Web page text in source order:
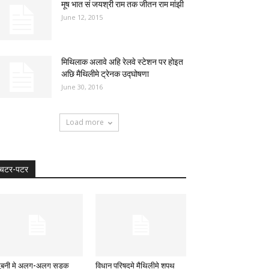
मूष भात सं जयश्री राम तक जीतन राम मांझी
June 12, 2015
मिथिलाक अलावे अहि रेलवे स्टेशन पर होइत
अछि मैथिलीमे ट्रेनक उद्घोषणा
June 30, 2016
Load more
पटर
मे अलग-अलग सड़क विधान परिषदमे मैथिलीमे शपथ